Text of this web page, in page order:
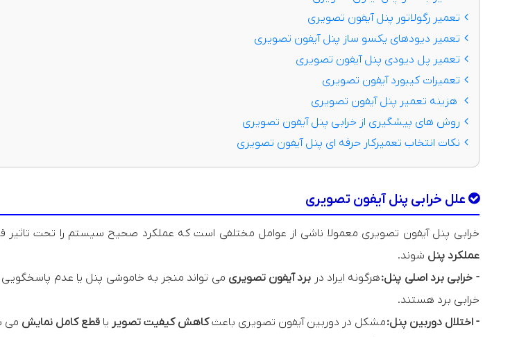
تعمیر رگولاتور پنل آیفون تصویری
تعمیر دیودهای یکسو ساز پنل آیفون تصویری
تعمیر پل دیودی پنل آیفون تصویری
تعمیرات کیبورد آیفون تصویری
هزینه تعمیر پنل آیفون تصویری
روش های پیشگیری از خرابی پنل آیفون تصویری
نکات انتخاب تعمیرکار حرفه ای پنل آیفون تصویری
علل خرابی پنل آیفون تصویری
خرابی پنل آیفون تصویری معمولا ناشی از عوامل مختلفی است که عملکرد صحیح سیستم را تحت تاثیر
عملکرد پنل شوند.
- خرابی برد اصلی پنل:هرگونه ایراد در برد آیفون تصویری می تواند منجر به خاموشی پنل یا عدم
خرابی برد هستند.
- اختلال دوربین پنل:مشکل در دوربین آیفون تصویری باعثکاهش کیفیت تصویر یاقطع کامل نمایش می